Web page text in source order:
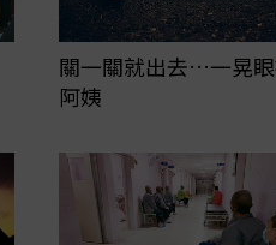
關一關就出去…一晃
阿姨